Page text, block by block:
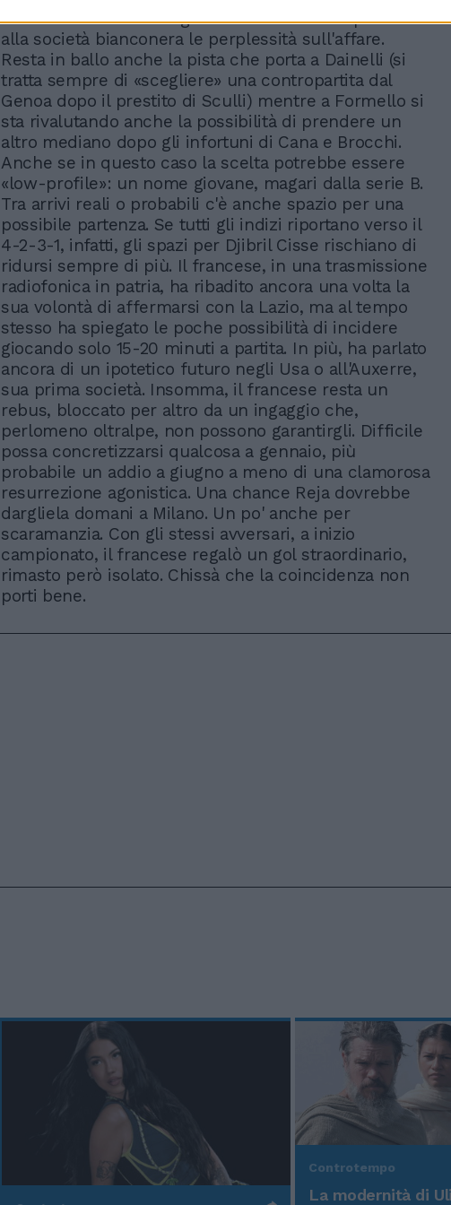
l'amicizia tra Lotito e Agnelli basterà a far superare
alla società bianconera le perplessità sull'affare.
Resta in ballo anche la pista che porta a Dainelli (si
tratta sempre di «scegliere» una contropartita dal
Genoa dopo il prestito di Sculli) mentre a Formello si
sta rivalutando anche la possibilità di prendere un
altro mediano dopo gli infortuni di Cana e Brocchi.
Anche se in questo caso la scelta potrebbe essere
«low-profile»: un nome giovane, magari dalla serie B.
Tra arrivi reali o probabili c'è anche spazio per una
possibile partenza. Se tutti gli indizi riportano verso il
4-2-3-1, infatti, gli spazi per Djibril Cisse rischiano di
ridursi sempre di più. Il francese, in una trasmissione
radiofonica in patria, ha ribadito ancora una volta la
sua volontà di affermarsi con la Lazio, ma al tempo
stesso ha spiegato le poche possibilità di incidere
giocando solo 15-20 minuti a partita. In più, ha parlato
ancora di un ipotetico futuro negli Usa o all'Auxerre,
sua prima società. Insomma, il francese resta un
rebus, bloccato per altro da un ingaggio che,
perlomeno oltralpe, non possono garantirgli. Difficile
possa concretizzarsi qualcosa a gennaio, più
probabile un addio a giugno a meno di una clamorosa
resurrezione agonistica. Una chance Reja dovrebbe
dargliela domani a Milano. Un po' anche per
scaramanzia. Con gli stessi avversari, a inizio
campionato, il francese regalò un gol straordinario,
rimasto però isolato. Chissà che la coincidenza non
porti bene.
Controtempo
La modernità di